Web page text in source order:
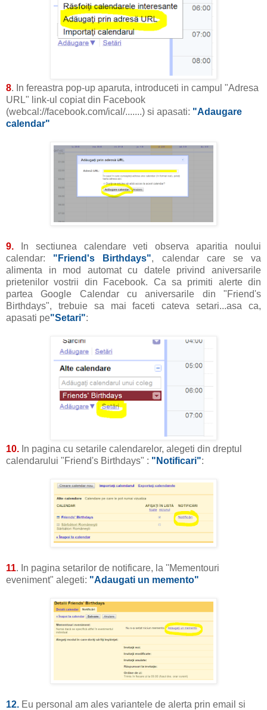
8. In fereastra pop-up aparuta, introduceti in campul "Adresa
URL" link-ul copiat din Facebook
(webcal://facebook.com/ical/.......) si apasati: "Adaugare
calendar"
9. In sectiunea calendare veti observa aparitia noului
calendar: "Friend's Birthdays", calendar care se va
alimenta in mod automat cu datele privind aniversarile
prietenilor vostrii din Facebook. Ca sa primiti alerte din
partea Google Calendar cu aniversarile din "Friend's
Birthdays", trebuie sa mai faceti cateva setari...asa ca,
apasati pe"Setari":
10. In pagina cu setarile calendarelor, alegeti din dreptul
calendarului "Friend's Birthdays" : "Notificari":
11. In pagina setarilor de notificare, la ''Mementouri
eveniment" alegeti: "Adaugati un memento"
12. Eu personal am ales variantele de alerta prin email si